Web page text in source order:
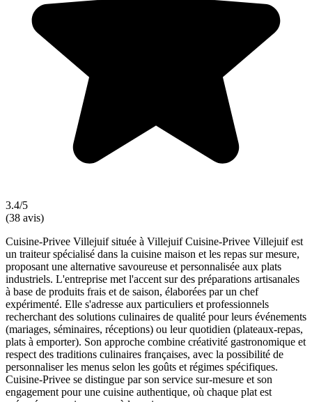
3.4/5
(38 avis)
Cuisine-Privee Villejuif située à Villejuif Cuisine-Privee Villejuif est
un traiteur spécialisé dans la cuisine maison et les repas sur mesure,
proposant une alternative savoureuse et personnalisée aux plats
industriels. L'entreprise met l'accent sur des préparations artisanales
à base de produits frais et de saison, élaborées par un chef
expérimenté. Elle s'adresse aux particuliers et professionnels
recherchant des solutions culinaires de qualité pour leurs événements
(mariages, séminaires, réceptions) ou leur quotidien (plateaux-repas,
plats à emporter). Son approche combine créativité gastronomique et
respect des traditions culinaires françaises, avec la possibilité de
personnaliser les menus selon les goûts et régimes spécifiques.
Cuisine-Privee se distingue par son service sur-mesure et son
engagement pour une cuisine authentique, où chaque plat est